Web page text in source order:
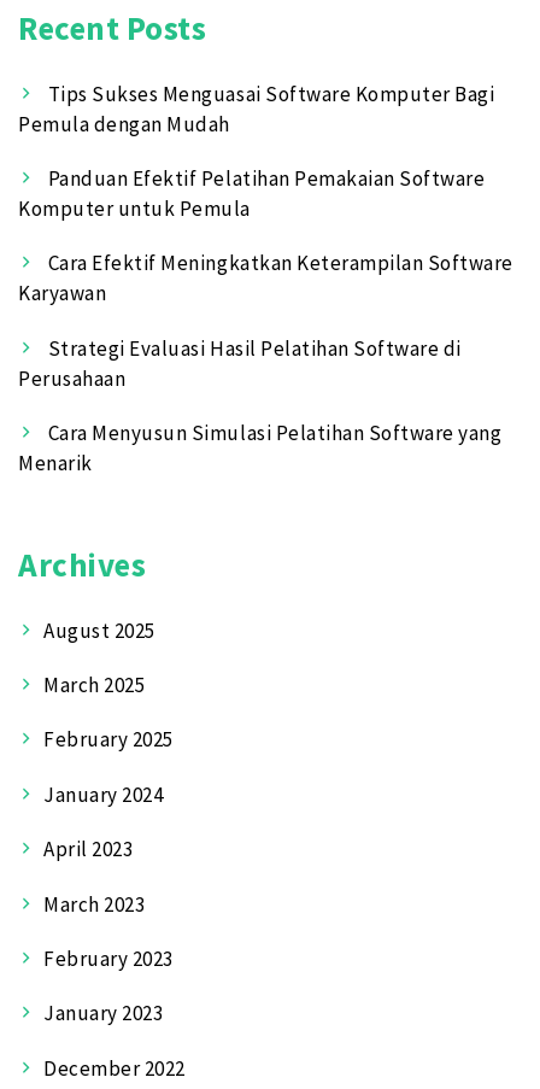
Recent Posts
Tips Sukses Menguasai Software Komputer Bagi
Pemula dengan Mudah
Panduan Efektif Pelatihan Pemakaian Software
Komputer untuk Pemula
Cara Efektif Meningkatkan Keterampilan Software
Karyawan
Strategi Evaluasi Hasil Pelatihan Software di
Perusahaan
Cara Menyusun Simulasi Pelatihan Software yang
Menarik
Archives
August 2025
March 2025
February 2025
January 2024
April 2023
March 2023
February 2023
January 2023
December 2022